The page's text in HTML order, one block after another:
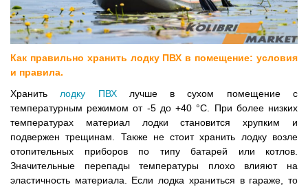
Как правильно хранить лодку ПВХ в помещение: условия
и правила.
Хранитьлодку ПВХлучше в сухом помещение с
температурным режимом от -5 до +40 °С. При более низких
температурах материал лодки становится хрупким и
подвержен трещинам. Также не стоит хранить лодку возле
отопительных приборов по типу батарей или котлов.
Значительные перепады температуры плохо влияют на
эластичность материала. Если лодка храниться в гараже, то